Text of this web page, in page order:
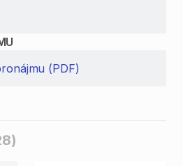
(PDF)